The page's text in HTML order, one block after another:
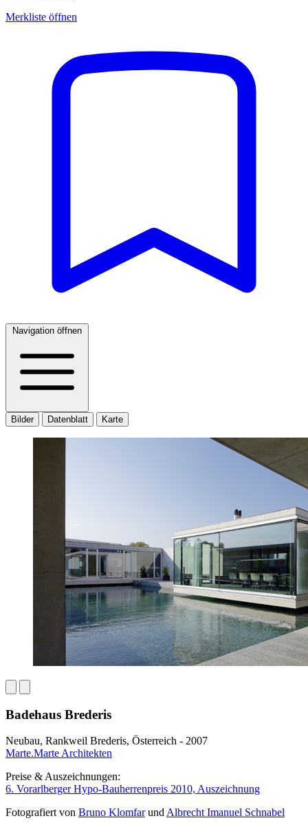
Merkliste öffnen
Navigation öffnen
Bilder Datenblatt Karte
Badehaus Brederis
Neubau, Rankweil Brederis, Österreich - 2007
Marte.Marte Architekten
Preise & Auszeichnungen:
6. Vorarlberger Hypo-Bauherrenpreis 2010, Auszeichnung
Fotografiert von Bruno KlomfarundAlbrecht Imanuel Schnabel